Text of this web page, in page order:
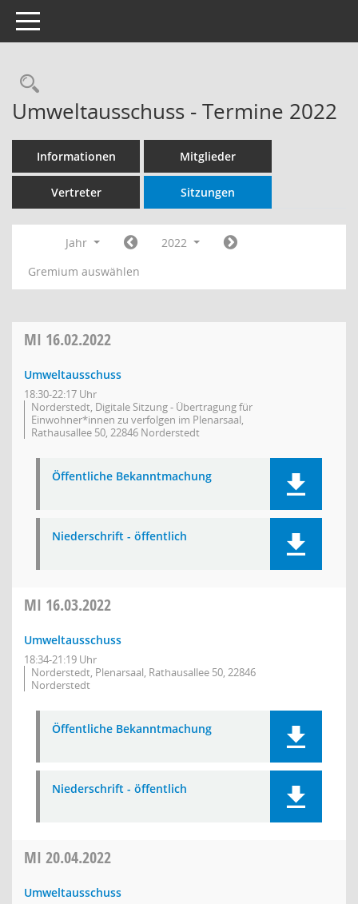
Toggle navigation
Rechercheauswahl
Umweltausschuss - Termine 2022
Informationen Mitglieder
Vertreter Sitzungen
Jahr
2022
Gremium auswählen
MI 16.02.2022
Umweltausschuss
18:30-22:17 Uhr
Norderstedt, Digitale Sitzung - Übertragung für
Einwohner*innen zu verfolgen im Plenarsaal,
Rathausallee 50, 22846 Norderstedt
Öffentliche Bekanntmachung
Niederschrift - öffentlich
MI 16.03.2022
Umweltausschuss
18:34-21:19 Uhr
Norderstedt, Plenarsaal, Rathausallee 50, 22846
Norderstedt
Öffentliche Bekanntmachung
Niederschrift - öffentlich
MI 20.04.2022
Umweltausschuss